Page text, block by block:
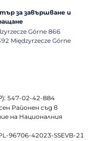
за завършване и
Górne 866
Międzyrzecze Górne
547-02-42-884
Районен съд в
на Националния
96706-42023-SSEVB-21